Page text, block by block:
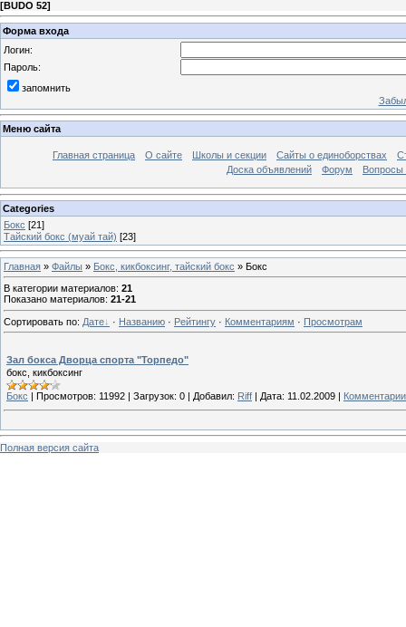
[BUDO 52]
Форма входа
Логин:
Пароль:
запомнить
Меню сайта
Главная страница О сайте Школы и секции Сайты о единоборствах
Доска объявлений
Форум Вопросы
Categories
Бокс [21]
Тайский бокс (муай тай) [23]
Главная » Файлы » Бокс, кикбоксинг, тайский бокс » Бокс
В категории материалов: 21
Показано материалов: 21-21
Сортировать по: Дате · Названию · Рейтингу · Комментариям · Просмотрам
Зал бокса Дворца спорта "Торпедо"
бокс, кикбоксинг
Бокс Просмотров: 11992 Загрузок: 0 Добавил: Riff Дата: 11.02.2009
Полная версия сайта